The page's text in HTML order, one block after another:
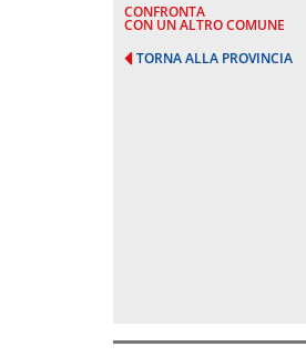
CONFRONTA
CON UN ALTRO COMUNE
TORNA ALLA PROVINCIA